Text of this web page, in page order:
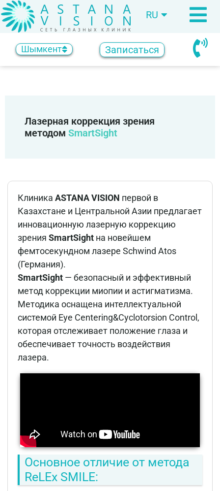
RU
KZ
Шымкент Записаться
Лазерная коррекция зрения
методом SmartSight
Клиника ASTANA VISION первой в
Казахстане и Центральной Азии предлагает
инновационную лазерную коррекцию
зрения SmartSight на новейшем
фемтосекундном лазере Schwind Atos
(Германия).
SmartSight — безопасный и эффективный
метод коррекции миопии и астигматизма.
Методика оснащена интеллектуальной
системой Eye Centering&Cyclotorsion Control,
которая отслеживает положение глаза и
обеспечивает точность воздействия
лазера.
Основное отличие от метода
ReLEx SMILE: